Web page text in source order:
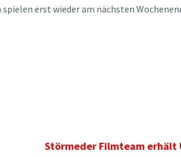
erst wieder am nächsten
Störmeder Filmteam erhält